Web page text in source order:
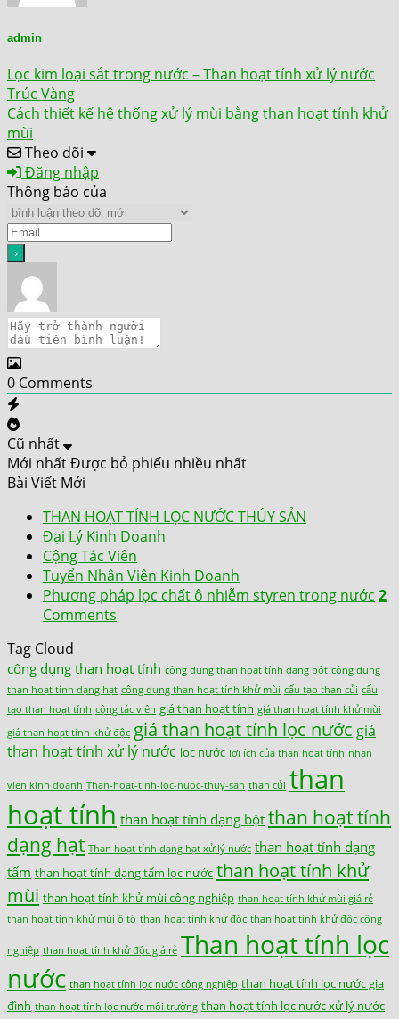
admin
Lọc kim loại sắt trong nước – Than hoạt tính xử lý nước
Trúc Vàng
Cách thiết kế hệ thống xử lý mùi bằng than hoạt tính khử
mùi
Theo dõi
Đăng nhập
Thông báo của
0 Comments
Cũ nhất
Mới nhấtĐược bỏ phiếu nhiều nhất
Bài Viết Mới
THAN HOẠT TÍNH LỌC NƯỚC THÚY SẢN
Đại Lý Kinh Doanh
Cộng Tác Viên
Tuyển Nhân Viên Kinh Doanh
Phương pháp lọc chất ô nhiễm styren trong nước 2
Comments
Tag Cloud
công dụng than hoạt tính công dụng than hoạt tính dạng bột công dụng
than hoạt tính dạng hạt công dụng than hoạt tính khử mùi cấu tạo than củi cấu
tạo than hoạt tính cộng tác viên giá than hoạt tính giá than hoạt tính khử mùi
giá than hoạt tính khử độc giá than hoạt tính lọc nước giá
than hoạt tính xử lý nước lọc nước lợi ích của than hoạt tính nhan
vien kinh doanh Than-hoat-tinh-loc-nuoc-thuy-san than củi than
hoạt tính than hoạt tính dạng bột than hoạt tính
dạng hạt Than hoạt tính dạng hạt xử lý nước than hoạt tính dạng
tấm than hoạt tính dạng tấm lọc nước than hoạt tính khử
mùi than hoạt tính khử mùi công nghiệp than hoạt tính khử mùi giá rẻ
than hoạt tính khử mùi ô tô than hoạt tính khử độc than hoạt tính khử độc công
nghiệp than hoạt tính khử độc giá rẻ Than hoạt tính lọc
nước than hoạt tính lọc nước công nghiệp than hoạt tính lọc nước gia
đình than hoạt tính lọc nước môi trường than hoạt tính lọc nước xử lý nước